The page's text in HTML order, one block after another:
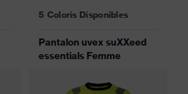
5 Coloris Disponibles
Pantalon uvex suXXeed
essentials Femme